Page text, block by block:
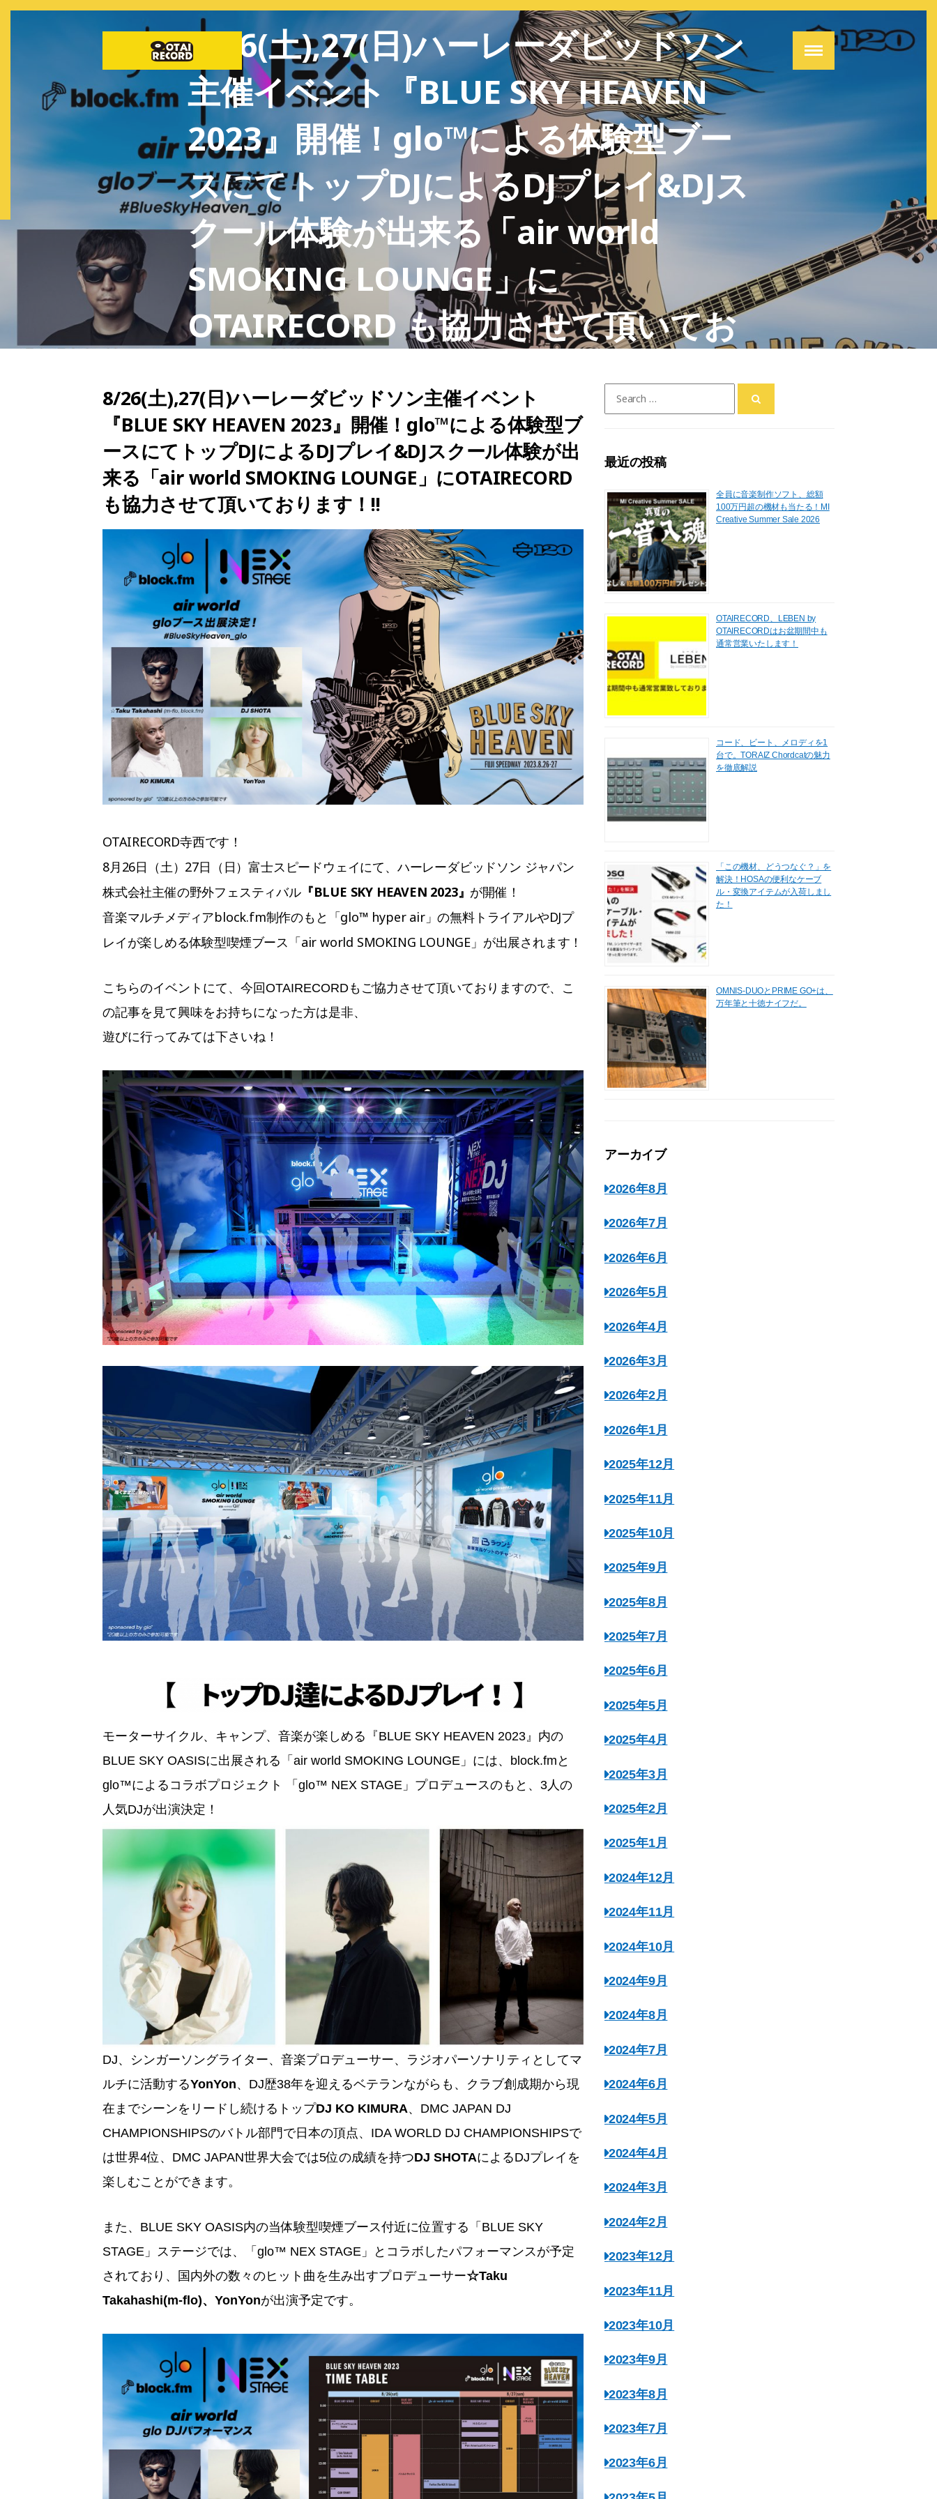
8/26(土),27(日)ハーレーダビッドソン
主催イベント『BLUE SKY HEAVEN
2023』開催！glo™による体験型ブー
スにてトップDJによるDJプレイ&DJス
クール体験が出来る「air world
SMOKING LOUNGE」に
OTAIRECORD も協力させて頂いてお
8/26(土),27(日)ハーレーダビッドソン主催イベント
『BLUE SKY HEAVEN 2023』開催！glo™による体験型ブ
ースにてトップDJによるDJプレイ&DJスクール体験が出
来る「air world SMOKING LOUNGE」にOTAIRECORD
も協力させて頂いております！!!
OTAIRECORD寺西です！
8月26日（土）27日（日）富士スピードウェイにて、ハーレーダビッドソン ジャパン
株式会社主催の野外フェスティバル『BLUE SKY HEAVEN 2023』 が開催！
音楽マルチメディアblock.fm制作のもと「glo™ hyper air」の無料トライアルやDJプ
レイが楽しめる体験型喫煙ブース「air world SMOKING LOUNGE」が出展されます！
こちらのイベントにて、今回OTAIRECORDもご協力させて頂いておりますので、こ
の記事を見て興味をお持ちになった方は是非、
遊びに行ってみては下さいね！
モーターサイクル、キャンプ、音楽が楽しめる『BLUE SKY HEAVEN 2023』内の
BLUE SKY OASISに出展される「air world SMOKING LOUNGE」には、block.fmと
glo™によるコラボプロジェクト 「glo™ NEX STAGE」プロデュースのもと、3人の
人気DJが出演決定！
DJ、シンガーソングライター、音楽プロデューサー、ラジオパーソナリティとしてマ
ルチに活動するYonYon、DJ歴38年を迎えるベテランながらも、クラブ創成期から現
在までシーンをリードし続けるトップDJ KO KIMURA、DMC JAPAN DJ
CHAMPIONSHIPSのバトル部門で日本の頂点、IDA WORLD DJ CHAMPIONSHIPSで
は世界4位、DMC JAPAN世界大会では5位の成績を持つDJ SHOTAによるDJプレイを
楽しむことができます。
また、BLUE SKY OASIS内の当体験型喫煙ブース付近に位置する「BLUE SKY
STAGE」ステージでは、「glo™ NEX STAGE」とコラボしたパフォーマンスが予定
されており、国内外の数々のヒット曲を生み出すプロデューサー☆Taku
Takahashi(m-flo)、YonYonが出演予定です。
for:
最近の投稿
全員に音楽制作ソフト、総額
100万円超の機材も当たる！MI
Creative Summer Sale 2026
OTAIRECORD、LEBEN by
OTAIRECORDはお盆期間中も
通常営業いたします！
コード、ビート、メロディを1
台で。TORAIZ Chordcatの魅力
を徹底解説
「この機材、どうつなぐ？」を
解決！HOSAの便利なケーブ
ル・変換アイテムが入荷しまし
た！
OMNIS-DUOとPRIME GO+は、
万年筆と十徳ナイフだ。
アーカイブ
2026年8月
2026年7月
2026年6月
2026年5月
2026年4月
2026年3月
2026年2月
2026年1月
2025年12月
2025年11月
2025年10月
2025年9月
2025年8月
2025年7月
2025年6月
2025年5月
2025年4月
2025年3月
2025年2月
2025年1月
2024年12月
2024年11月
2024年10月
2024年9月
2024年8月
2024年7月
2024年6月
2024年5月
2024年4月
2024年3月
2024年2月
2023年12月
2023年11月
2023年10月
2023年9月
2023年8月
2023年7月
2023年6月